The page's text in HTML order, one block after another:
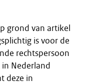
grond van artikel
is voor de
rechtspersoon
Nederland
deze in